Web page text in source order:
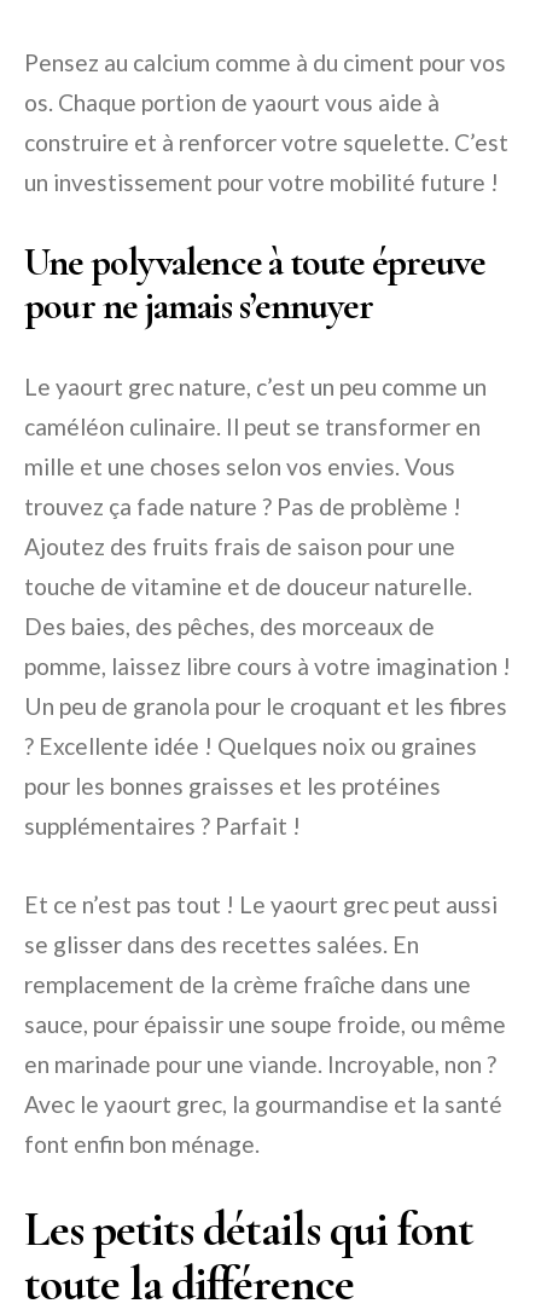
Pensez au calcium comme à du ciment pour vos
os. Chaque portion de yaourt vous aide à
construire et à renforcer votre squelette. C’est
un investissement pour votre mobilité future !
Une polyvalence à toute épreuve
pour ne jamais s’ennuyer
Le yaourt grec nature, c’est un peu comme un
caméléon culinaire. Il peut se transformer en
mille et une choses selon vos envies. Vous
trouvez ça fade nature ? Pas de problème !
Ajoutez des fruits frais de saison pour une
touche de vitamine et de douceur naturelle.
Des baies, des pêches, des morceaux de
pomme, laissez libre cours à votre imagination !
Un peu de granola pour le croquant et les fibres
? Excellente idée ! Quelques noix ou graines
pour les bonnes graisses et les protéines
supplémentaires ? Parfait !
Et ce n’est pas tout ! Le yaourt grec peut aussi
se glisser dans des recettes salées. En
remplacement de la crème fraîche dans une
sauce, pour épaissir une soupe froide, ou même
en marinade pour une viande. Incroyable, non ?
Avec le yaourt grec, la gourmandise et la santé
font enfin bon ménage.
Les petits détails qui font
toute la différence